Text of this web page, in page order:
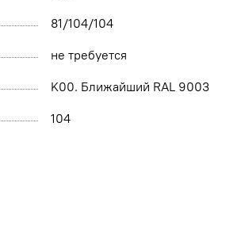
81/104/104
не требуется
K00. Ближайший RAL 9003
104